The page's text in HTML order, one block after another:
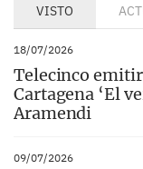
VISTO
18/07/2026
Telecinco
Cartagena ‘El
Aramendi
09/07/2026